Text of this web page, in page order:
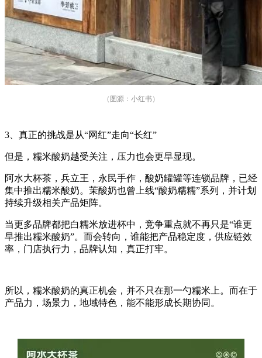
（图源：小红书）
3、真正的挑战是从“网红”走向“长红”
但是，糯米酸奶越受关注，压力也会更早显现。
阿水大杯茶，兵立王，永民手作，酸奶罐罐等连锁品牌，已经
集中推出糯米酸奶。茉酸奶也曾上线“酸奶糯糯”系列，并计划
持续升级相关产品矩阵。
当更多品牌都把白糯米放进杯中，竞争重点就不再只是“谁更
早推出糯米酸奶”。而会转向，谁能把产品稳定度，供应链效
率，门店执行力，品牌认知，真正打牢。
所以，糯米酸奶的真正机会，并不只在那一勺糯米上。而在于
产品力，场景力，地域特色，能不能形成长期协同。